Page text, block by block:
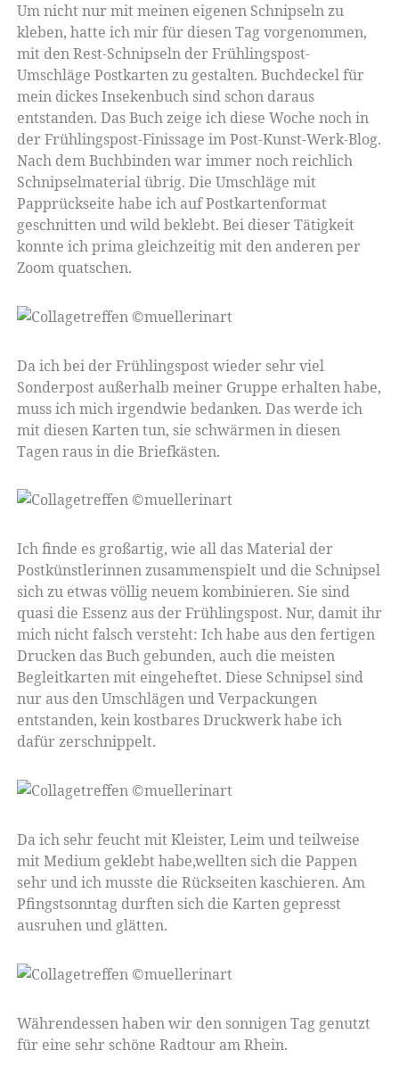
Um nicht nur mit meinen eigenen Schnipseln zu
kleben, hatte ich mir für diesen Tag vorgenommen,
mit den Rest-Schnipseln der Frühlingspost-
Umschläge Postkarten zu gestalten. Buchdeckel für
mein dickes Insekenbuch sind schon daraus
entstanden. Das Buch zeige ich diese Woche noch in
der Frühlingspost-Finissage im Post-Kunst-Werk-Blog.
Nach dem Buchbinden war immer noch reichlich
Schnipselmaterial übrig. Die Umschläge mit
Papprückseite habe ich auf Postkartenformat
geschnitten und wild beklebt. Bei dieser Tätigkeit
konnte ich prima gleichzeitig mit den anderen per
Zoom quatschen.
Da ich bei der Frühlingspost wieder sehr viel
Sonderpost außerhalb meiner Gruppe erhalten habe,
muss ich mich irgendwie bedanken. Das werde ich
mit diesen Karten tun, sie schwärmen in diesen
Tagen raus in die Briefkästen.
Ich finde es großartig, wie all das Material der
Postkünstlerinnen zusammenspielt und die Schnipsel
sich zu etwas völlig neuem kombinieren. Sie sind
quasi die Essenz aus der Frühlingspost. Nur, damit ihr
mich nicht falsch versteht: Ich habe aus den fertigen
Drucken das Buch gebunden, auch die meisten
Begleitkarten mit eingeheftet. Diese Schnipsel sind
nur aus den Umschlägen und Verpackungen
entstanden, kein kostbares Druckwerk habe ich
dafür zerschnippelt.
Da ich sehr feucht mit Kleister, Leim und teilweise
mit Medium geklebt habe,wellten sich die Pappen
sehr und ich musste die Rückseiten kaschieren. Am
Pfingstsonntag durften sich die Karten gepresst
ausruhen und glätten.
Währendessen haben wir den sonnigen Tag genutzt
für eine sehr schöne Radtour am Rhein.